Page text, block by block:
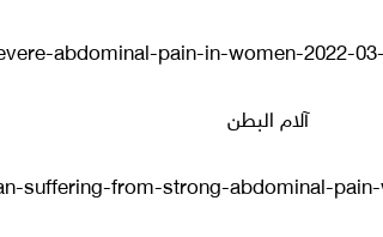
آلام البطن